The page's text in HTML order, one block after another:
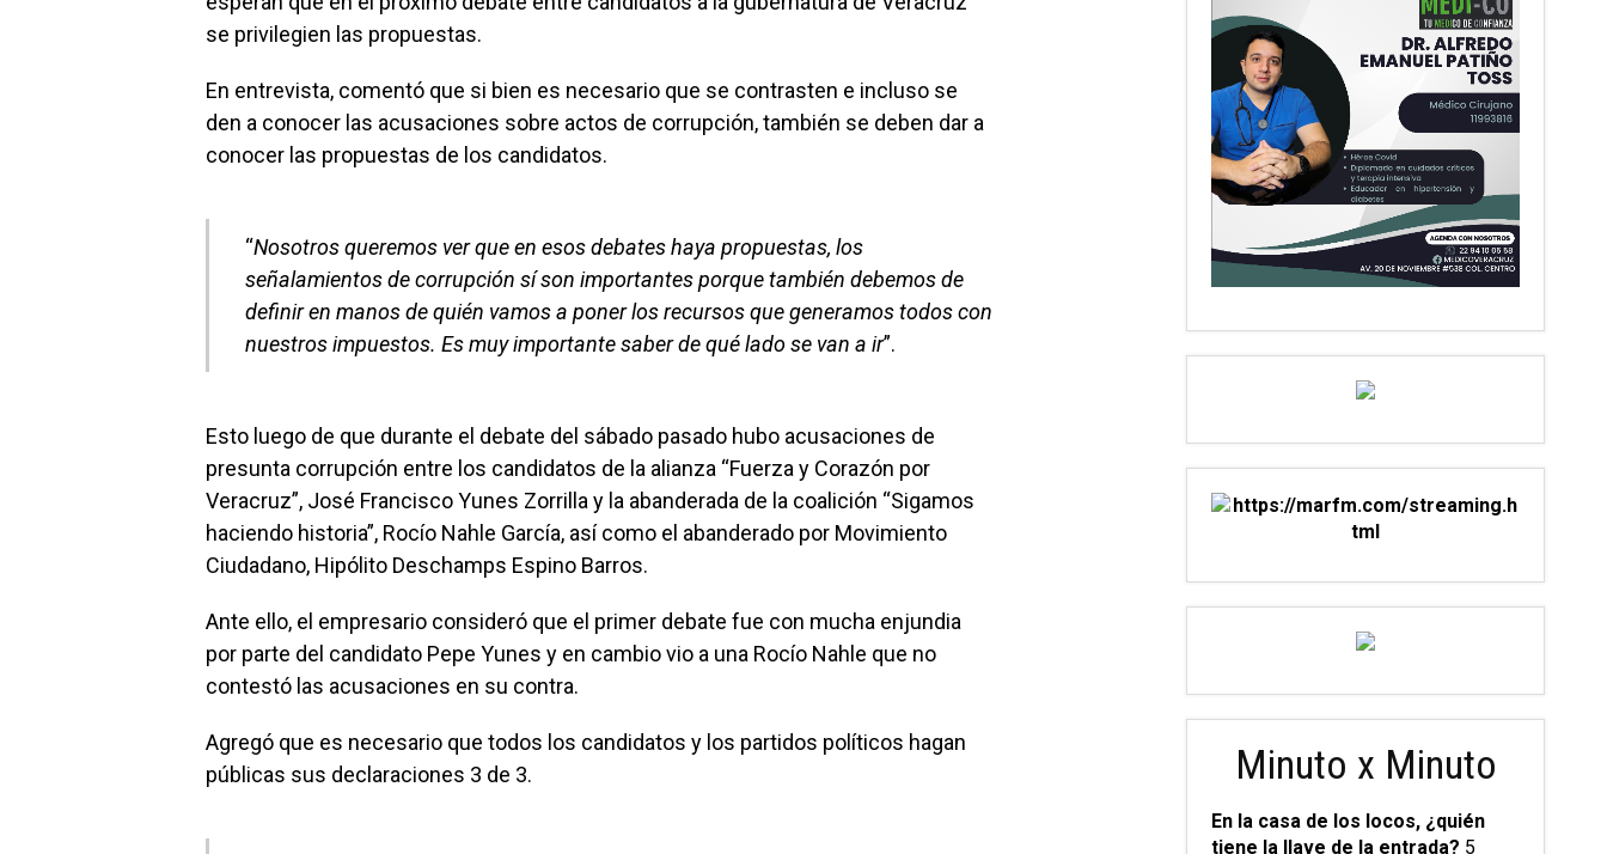
se privilegien las propuestas.
En entrevista, comentó que si bien es necesario que se contrasten e incluso se
den a conocer las acusaciones sobre actos de corrupción, también se deben dar a
conocer las propuestas de los candidatos.
“Nosotros queremos ver que en esos debates haya propuestas, los
señalamientos de corrupción sí son importantes porque también debemos de
definir en manos de quién vamos a poner los recursos que generamos todos con
nuestros impuestos. Es muy importante saber de qué lado se van a ir”.
Esto luego de que durante el debate del sábado pasado hubo acusaciones de
presunta corrupción entre los candidatos de la alianza “Fuerza y Corazón por
Veracruz”, José Francisco Yunes Zorrilla y la abanderada de la coalición “Sigamos
haciendo historia”, Rocío Nahle García, así como el abanderado por Movimiento
Ciudadano, Hipólito Deschamps Espino Barros.
Ante ello, el empresario consideró que el primer debate fue con mucha enjundia
por parte del candidato Pepe Yunes y en cambio vio a una Rocío Nahle que no
contestó las acusaciones en su contra.
Agregó que es necesario que todos los candidatos y los partidos políticos hagan
públicas sus declaraciones 3 de 3.
Minuto x Minuto
En la casa de los locos, ¿quién
tiene la llave de la entrada? 5